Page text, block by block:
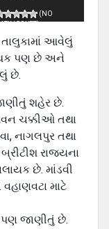
(NO
YET)
તાલુકામાં આવેલું
પણ છે અને
છે.
શહેર છે.
ચક્કીઓ તથા
નાગલપુર તથા
રાજ્યના
છે. માંડવી
વહાણવટા માટે
પણ જાણીતું છે.